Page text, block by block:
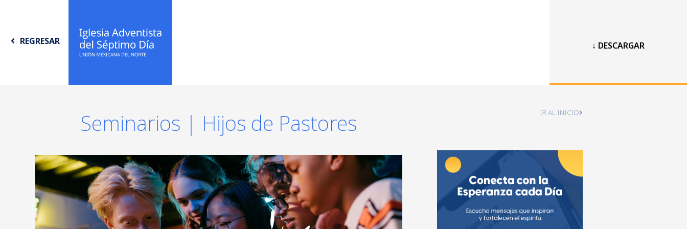
REGRESAR ↓ DESCARGAR
Seminarios | Hijos de Pastores IR AL INICIO